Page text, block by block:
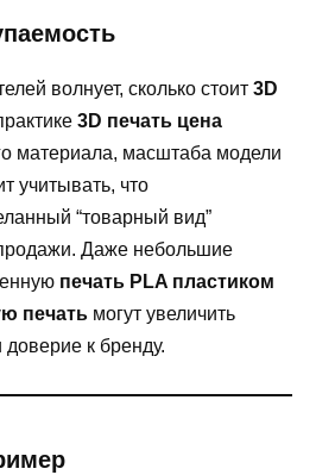
волнует, сколько стоит 3D
3D печать цена
материала, масштаба модели
учитывать, что
“товарный вид”
Даже небольшие
печать PLA пластиком
печать могут увеличить
к бренду.